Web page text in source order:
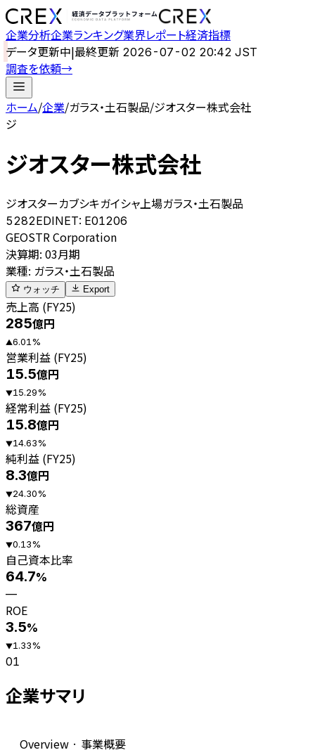
企業分析企業ランキング業界レポート経済指標
データ更新中|最終更新 2026-07-02 20:42 JST
調査を依頼→
ホーム/企業/ガラス・土石製品/ジオスター株式会社
ジ
ジオスター株式会社
ジオスターカブシキガイシャ 上場ガラス・土石製品
5282EDINET: E01206
GEOSTR Corporation
決算期: 03月期
業種: ガラス・土石製品
ウォッチ Export
売上高 (FY25)
285億円
▲6.01 %
営業利益 (FY25)
15.5億円
▼15.29%
経常利益 (FY25)
15.8億円
▼14.63%
純利益 (FY25)
8.3億円
▼24.30%
総資産
367億円
▼0.13%
自己資本比率
64.7%
—
ROE
3.5%
▼1.33%
01
企業サマリ
Overview · 事業概要